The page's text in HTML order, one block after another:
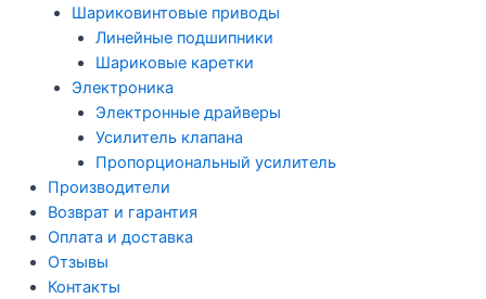
Шариковинтовые приводы
Линейные подшипники
Шариковые каретки
Электроника
Электронные драйверы
Усилитель клапана
Пропорциональный усилитель
Производители
Возврат и гарантия
Оплата и доставка
Отзывы
Контакты